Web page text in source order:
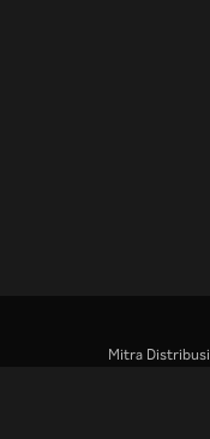
Mitra Distribusi